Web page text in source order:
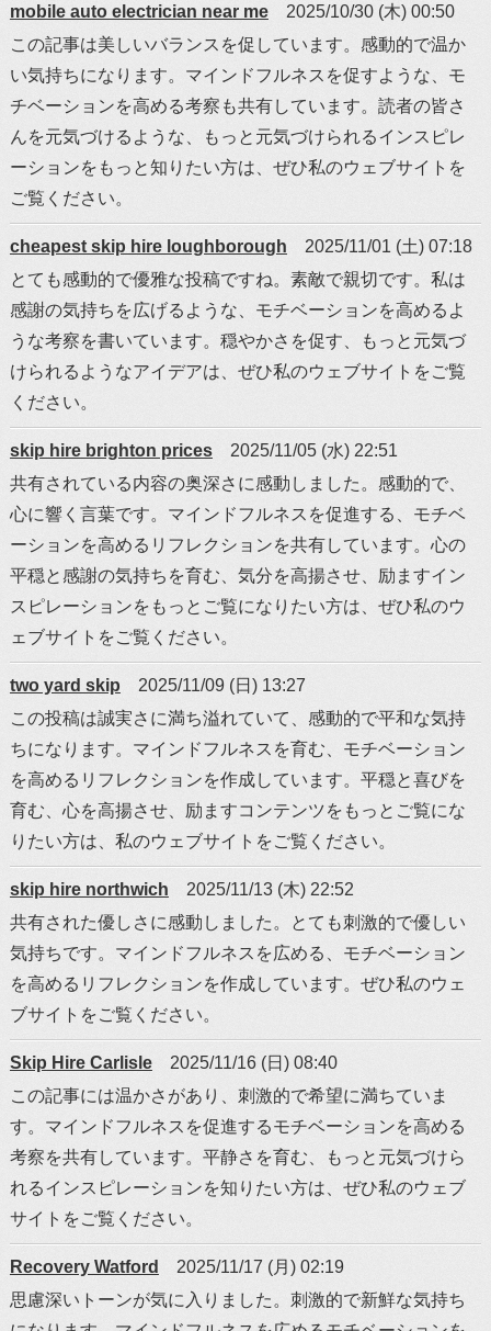
mobile auto electrician near me
2025/10/30 (木) 00:50
この記事は美しいバランスを促しています。感動的で温か
い気持ちになります。マインドフルネスを促すような、モ
チベーションを高める考察も共有しています。読者の皆さ
んを元気づけるような、もっと元気づけられるインスピレ
ーションをもっと知りたい方は、ぜひ私のウェブサイトを
ご覧ください。
cheapest skip hire loughborough
2025/11/01 (土) 07:18
とても感動的で優雅な投稿ですね。素敵で親切です。私は
感謝の気持ちを広げるような、モチベーションを高めるよ
うな考察を書いています。穏やかさを促す、もっと元気づ
けられるようなアイデアは、ぜひ私のウェブサイトをご覧
ください。
skip hire brighton prices
2025/11/05 (水) 22:51
共有されている内容の奥深さに感動しました。感動的で、
心に響く言葉です。マインドフルネスを促進する、モチベ
ーションを高めるリフレクションを共有しています。心の
平穏と感謝の気持ちを育む、気分を高揚させ、励ますイン
スピレーションをもっとご覧になりたい方は、ぜひ私のウ
ェブサイトをご覧ください。
two yard skip
2025/11/09 (日) 13:27
この投稿は誠実さに満ち溢れていて、感動的で平和な気持
ちになります。マインドフルネスを育む、モチベーション
を高めるリフレクションを作成しています。平穏と喜びを
育む、心を高揚させ、励ますコンテンツをもっとご覧にな
りたい方は、私のウェブサイトをご覧ください。
skip hire northwich
2025/11/13 (木) 22:52
共有された優しさに感動しました。とても刺激的で優しい
気持ちです。マインドフルネスを広める、モチベーション
を高めるリフレクションを作成しています。ぜひ私のウェ
ブサイトをご覧ください。
Skip Hire Carlisle
2025/11/16 (日) 08:40
この記事には温かさがあり、刺激的で希望に満ちていま
す。マインドフルネスを促進するモチベーションを高める
考察を共有しています。平静さを育む、もっと元気づけら
れるインスピレーションを知りたい方は、ぜひ私のウェブ
サイトをご覧ください。
Recovery Watford
2025/11/17 (月) 02:19
思慮深いトーンが気に入りました。刺激的で新鮮な気持ち